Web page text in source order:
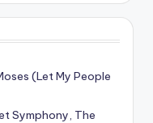
(Let My People
Symphony, The